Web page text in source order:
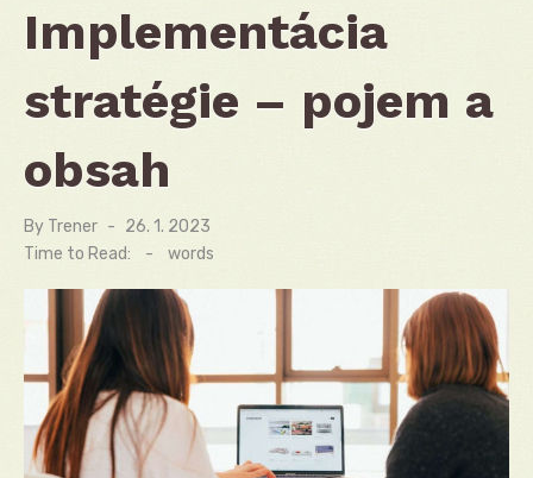
Implementácia
stratégie – pojem a
obsah
By Trener
Posted
on
26. 1. 2023
Time to Read:
- words